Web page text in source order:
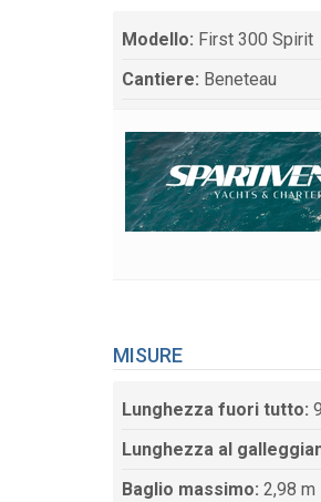
Modello: First 300 Spirit
Cantiere: Beneteau
MISURE
Lunghezza fuori tutto:
Lunghezza al
Baglio massimo: 2,98 m